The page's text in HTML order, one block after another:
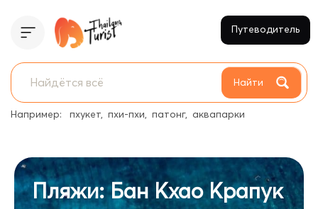
Найти
Например: пхукет пхи-пхи патонг аквапарки
Путеводитель
Пляжи: Бан Кхао Крапук